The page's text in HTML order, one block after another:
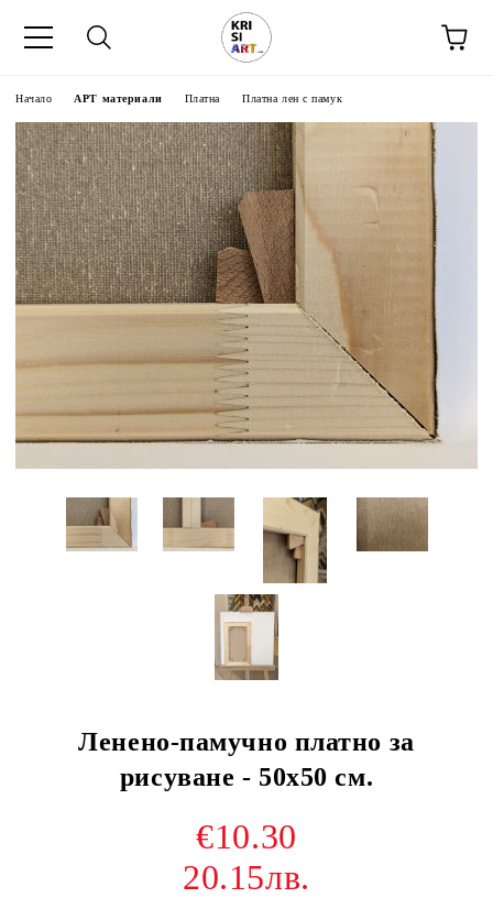
Начало АРТ материали Платна Платна лен с памук
Ленено-памучно платно за
рисуване - 50x50 см.
€10.30
20.15лв.